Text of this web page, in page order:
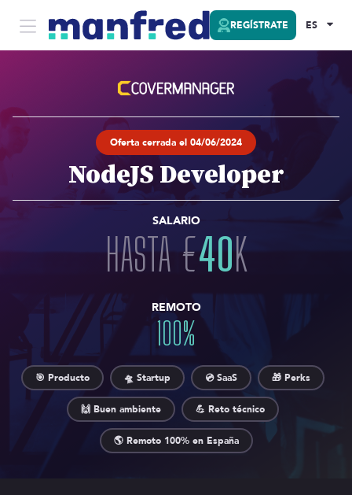
REGÍSTRATE ES
Oferta cerrada el 04/06/2024
NodeJS Developer
SALARIO
HASTA€40K
REMOTO
100%
🎯 Producto 🛸 Startup 💿 SaaS 🎁 Perks
🙌 Buen ambiente 💪 Reto técnico
🌎 Remoto 100% en España